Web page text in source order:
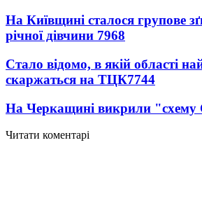
На Київщині сталося групове
річної дівчини 7968
Стало відомо, в якій області
скаржаться на ТЦК7744
На Черкащині викрили
Читати коментарі